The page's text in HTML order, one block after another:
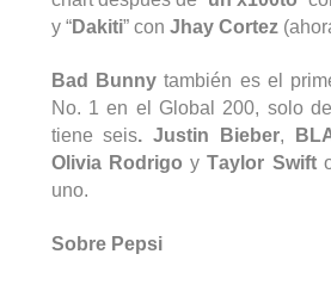
y “Dakiti” con JhayCortez
Bad Bunnytambién es el
No. 1 en el Global 200, solo
tiene seis. Justin Bieber,
Olivia Rodrigo yTaylor Swift
uno.
SobrePepsi